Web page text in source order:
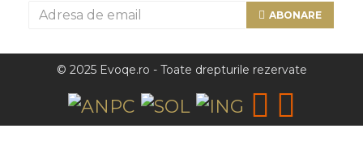
ABONARE
© 2025 Evoqe.ro - Toate drepturile rezervate